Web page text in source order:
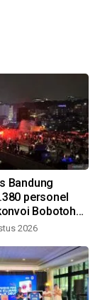
Bandung
personel
Bobotoh
2026